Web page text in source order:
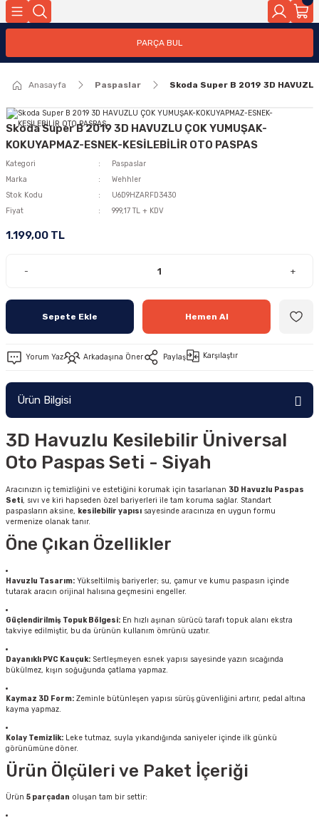
PARÇA BUL
Anasayfa Paspaslar Skoda Super B 2019 3D
Skoda Super B 2019 3D HAVUZLU ÇOK YUMUŞAK-
KOKUYAPMAZ-ESNEK-KESİLEBİLİR OTO PASPAS
Kategori
Paspaslar
Marka
Wehhler
Stok Kodu
U6D9HZARFD3430
Fiyat
999,17 TL + KDV
1.199,00 TL
- +
Sepete Ekle Hemen Al
Yorum Yaz Arkadaşına Öner Paylaş Karşılaştır
Ürün Bilgisi
3D Havuzlu Kesilebilir Üniversal
Oto Paspas Seti - Siyah
Aracınızın iç temizliğini ve estetiğini korumak için tasarlanan 3D Havuzlu Paspas
Seti, sıvı ve kiri hapseden özel bariyerleri ile tam koruma sağlar. Standart
paspasların aksine, kesilebilir yapısı sayesinde aracınıza en uygun formu
vermenize olanak tanır.
Öne Çıkan Özellikler
Havuzlu Tasarım: Yükseltilmiş bariyerler; su, çamur ve kumu paspasın içinde
tutarak aracın orijinal halısına geçmesini engeller.
Güçlendirilmiş Topuk Bölgesi: En hızlı aşınan sürücü tarafı topuk alanı ekstra
takviye edilmiştir, bu da ürünün kullanım ömrünü uzatır.
Dayanıklı PVC Kauçuk: Sertleşmeyen esnek yapısı sayesinde yazın sıcağında
bükülmez, kışın soğuğunda çatlama yapmaz.
Kaymaz 3D Form: Zeminle bütünleşen yapısı sürüş güvenliğini artırır, pedal altına
kayma yapmaz.
Kolay Temizlik: Leke tutmaz, suyla yıkandığında saniyeler içinde ilk günkü
görünümüne döner.
Ürün Ölçüleri ve Paket İçeriği
Ürün 5 parçadan oluşan tam bir settir: